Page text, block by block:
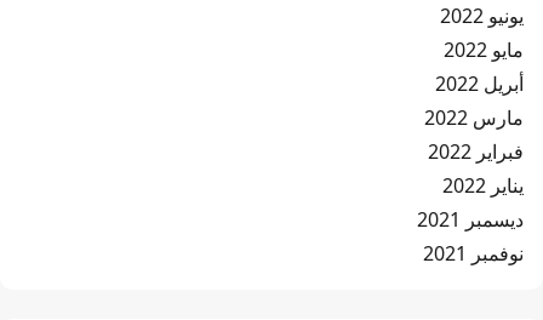
يونيو 2022
مايو 2022
أبريل 2022
مارس 2022
فبراير 2022
يناير 2022
ديسمبر 2021
نوفمبر 2021